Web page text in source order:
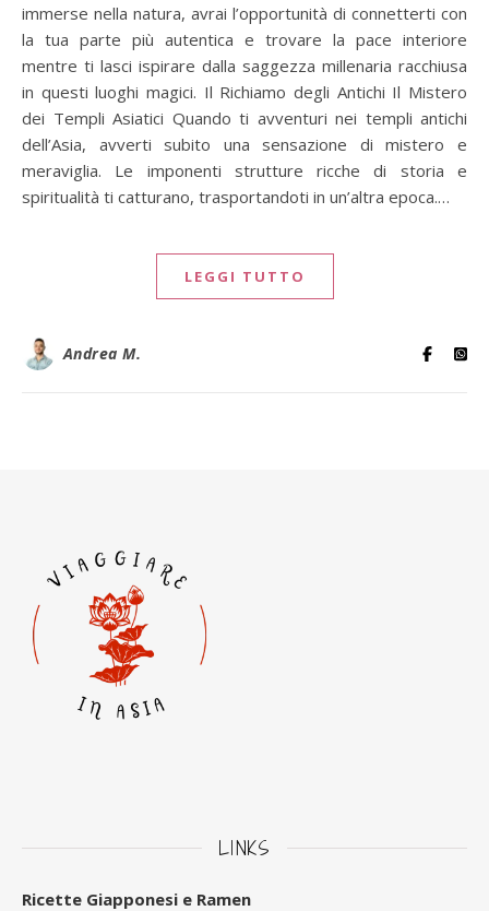
immerse nella natura, avrai l’opportunità di connetterti con
la tua parte più autentica e trovare la pace interiore
mentre ti lasci ispirare dalla saggezza millenaria racchiusa
in questi luoghi magici. Il Richiamo degli Antichi Il Mistero
dei Templi Asiatici Quando ti avventuri nei templi antichi
dell’Asia, avverti subito una sensazione di mistero e
meraviglia. Le imponenti strutture ricche di storia e
spiritualità ti catturano, trasportandoti in un’altra epoca.…
LEGGI TUTTO
Andrea M.
LINKS
Ricette Giapponesi e Ramen